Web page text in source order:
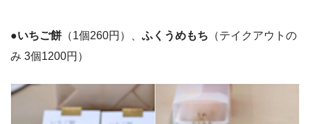
●いちご餅 （1個260円）、 ふくうめもち （テイクアウトの
み 3個1200円）